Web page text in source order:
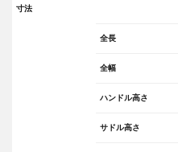
寸法
全長
全幅
ハンドル高さ
サドル高さ